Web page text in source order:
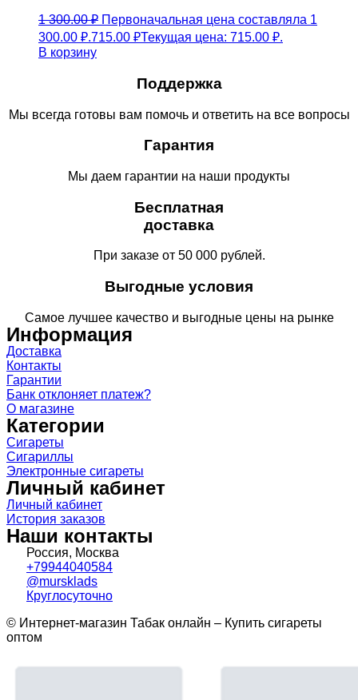
1 300.00₽ Первоначальная цена составляла 1
300.00 ₽.715.00 ₽Текущая цена: 715.00 ₽.
В корзину
Поддержка
Мы всегда готовы вам помочь и ответить на все вопросы
Гарантия
Мы даем гарантии на наши продукты
Бесплатная
доставка
При заказе от 50 000 рублей.
Выгодные условия
Самое лучшее качество и выгодные цены на рынке
Информация
Доставка
Контакты
Гарантии
Банк отклоняет платеж?
О магазине
Категории
Сигареты
Сигариллы
Электронные сигареты
Личный кабинет
Личный кабинет
История заказов
Наши контакты
Россия, Москва
+79944040584
@mursklads
Круглосуточно
© Интернет-магазин Табак онлайн – Купить сигареты
оптом